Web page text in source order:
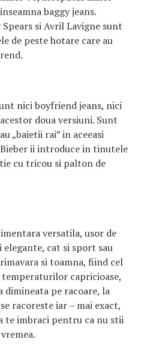
baggy jeans.
si Avril Lavigne sunt
de peste hotare care au
nici boyfriend jeans, nici
doua versiuni. Sunt
„baietii rai” in aceeasi
ii introduce in tinutele
cu tricou si palton de
versatila, usor de
cat si sport sau
si toamna, fiind cel
temperaturilor capricioase,
dimineata pe racoare, la
racoreste iar – mai exact,
te imbraci pentru ca nu stii